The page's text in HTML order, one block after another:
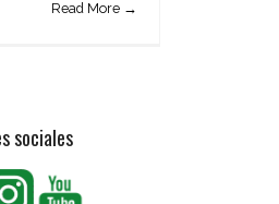
Read More →
sociales